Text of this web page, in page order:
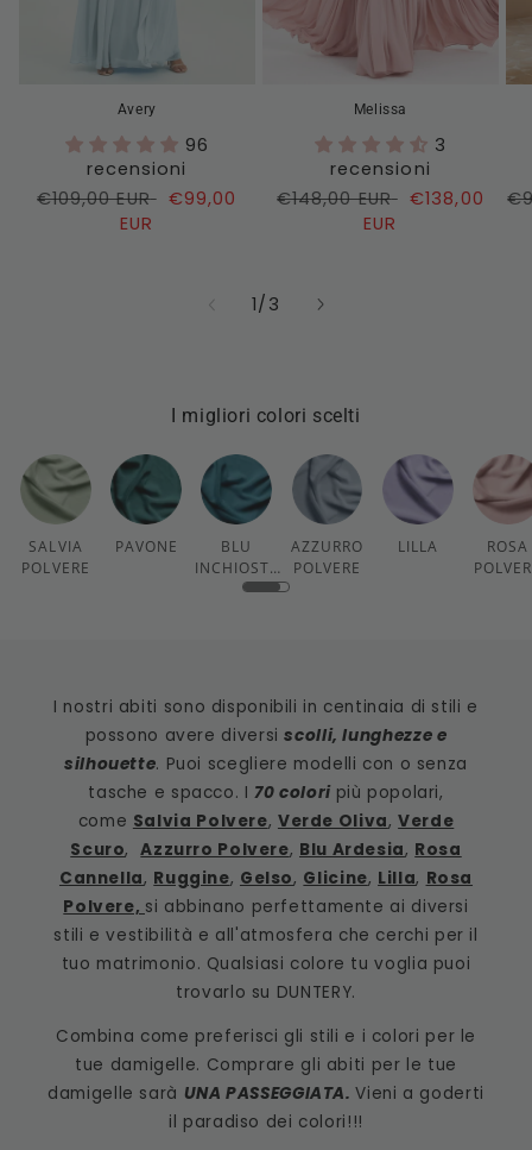
Avery
96
recensioni
Prezzo
€109,00 EUR
Prezzo
€99,00
EUR
Melissa
3
recensioni
Prezzo
€148,00 EUR
Prezzo
€138,00
EUR
1/
su3
I migliori colori scelti
SALVIA
POLVERE
PAVONE
BLU
INCHIOSTR
O
AZZURRO
POLVERE
LILLA
ROSA
I nostri abiti sono disponibili in centinaia di stili e
possono avere diversiscolli, lunghezze e
silhouette. Puoi scegliere modelli con o senza
tasche e spacco. I70 colori più popolari,
come Salvia Polvere, Verde Oliva,Verde
Scuro,Azzurro Polvere, Blu Ardesia, Rosa
Cannella, Ruggine, Gelso, Glicine, Lilla, Rosa
Polvere, si abbinano perfettamente ai diversi
stili e vestibilità e all'atmosfera che cerchi per il
tuo matrimonio. Qualsiasi colore tu voglia puoi
trovarlo su DUNTERY.
Combina come preferisci gli stili e i colori per le
tue damigelle. Comprare gli abiti per le tue
damigelle sarà UNA PASSEGGIATA.Vieni a goderti
il paradiso dei colori!!!